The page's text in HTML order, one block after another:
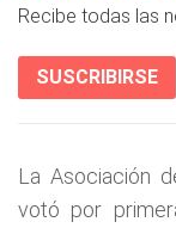
Recibe todas las
SUSCRIBIRSE
La Asociación
votó por